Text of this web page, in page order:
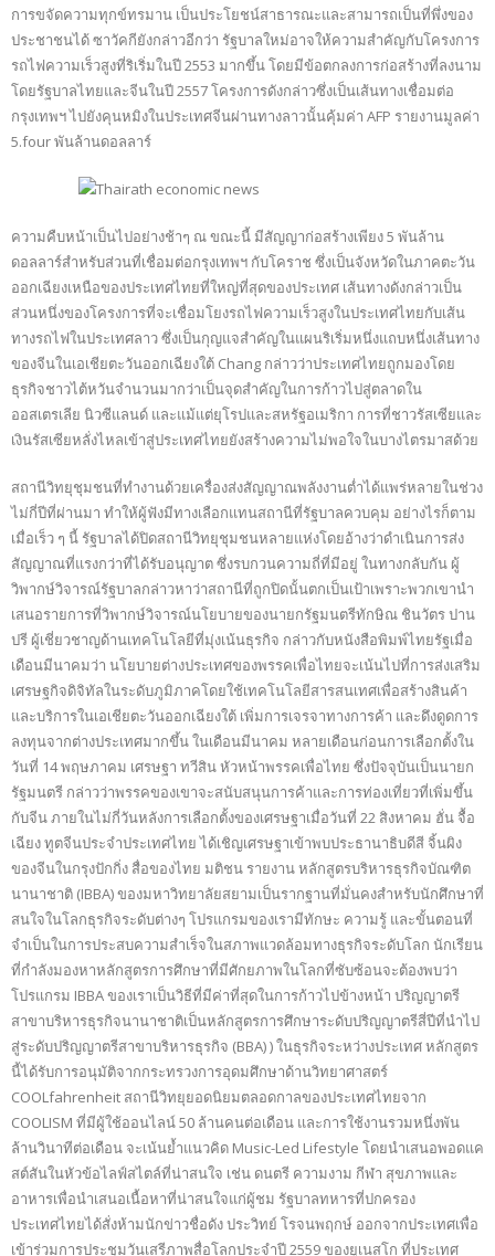
การขจัดความทุกข์ทรมาน เป็นประโยชน์สาธารณะและสามารถเป็นที่พึ่งของ
ประชาชนได้ ซาวัคกียังกล่าวอีกว่า รัฐบาลใหม่อาจให้ความสำคัญกับโครงการ
รถไฟความเร็วสูงที่ริเริ่มในปี 2553 มากขึ้น โดยมีข้อตกลงการก่อสร้างที่ลงนาม
โดยรัฐบาลไทยและจีนในปี 2557 โครงการดังกล่าวซึ่งเป็นเส้นทางเชื่อมต่อ
กรุงเทพฯ ไปยังคุนหมิงในประเทศจีนผ่านทางลาวนั้นคุ้มค่า AFP รายงานมูลค่า
5.four พันล้านดอลลาร์
ความคืบหน้าเป็นไปอย่างช้าๆ ณ ขณะนี้ มีสัญญาก่อสร้างเพียง 5 พันล้าน
ดอลลาร์สำหรับส่วนที่เชื่อมต่อกรุงเทพฯ กับโคราช ซึ่งเป็นจังหวัดในภาคตะวัน
ออกเฉียงเหนือของประเทศไทยที่ใหญ่ที่สุดของประเทศ เส้นทางดังกล่าวเป็น
ส่วนหนึ่งของโครงการที่จะเชื่อมโยงรถไฟความเร็วสูงในประเทศไทยกับเส้น
ทางรถไฟในประเทศลาว ซึ่งเป็นกุญแจสำคัญในแผนริเริ่มหนึ่งแถบหนึ่งเส้นทาง
ของจีนในเอเชียตะวันออกเฉียงใต้ Chang กล่าวว่าประเทศไทยถูกมองโดย
ธุรกิจชาวไต้หวันจำนวนมากว่าเป็นจุดสำคัญในการก้าวไปสู่ตลาดใน
ออสเตรเลีย นิวซีแลนด์ และแม้แต่ยุโรปและสหรัฐอเมริกา การที่ชาวรัสเซียและ
เงินรัสเซียหลั่งไหลเข้าสู่ประเทศไทยยังสร้างความไม่พอใจในบางไตรมาสด้วย
สถานีวิทยุชุมชนที่ทำงานด้วยเครื่องส่งสัญญาณพลังงานต่ำได้แพร่หลายในช่วง
ไม่กี่ปีที่ผ่านมา ทำให้ผู้ฟังมีทางเลือกแทนสถานีที่รัฐบาลควบคุม อย่างไรก็ตาม
เมื่อเร็ว ๆ นี้ รัฐบาลได้ปิดสถานีวิทยุชุมชนหลายแห่งโดยอ้างว่าดำเนินการส่ง
สัญญาณที่แรงกว่าที่ได้รับอนุญาต ซึ่งรบกวนความถี่ที่มีอยู่ ในทางกลับกัน ผู้
วิพากษ์วิจารณ์รัฐบาลกล่าวหาว่าสถานีที่ถูกปิดนั้นตกเป็นเป้าเพราะพวกเขานำ
เสนอรายการที่วิพากษ์วิจารณ์นโยบายของนายกรัฐมนตรีทักษิณ ชินวัตร ปาน
ปรี ผู้เชี่ยวชาญด้านเทคโนโลยีที่มุ่งเน้นธุรกิจ กล่าวกับหนังสือพิมพ์ไทยรัฐเมื่อ
เดือนมีนาคมว่า นโยบายต่างประเทศของพรรคเพื่อไทยจะเน้นไปที่การส่งเสริม
เศรษฐกิจดิจิทัลในระดับภูมิภาคโดยใช้เทคโนโลยีสารสนเทศเพื่อสร้างสินค้า
และบริการในเอเชียตะวันออกเฉียงใต้ เพิ่มการเจรจาทางการค้า และดึงดูดการ
ลงทุนจากต่างประเทศมากขึ้น ในเดือนมีนาคม หลายเดือนก่อนการเลือกตั้งใน
วันที่ 14 พฤษภาคม เศรษฐา ทวีสิน หัวหน้าพรรคเพื่อไทย ซึ่งปัจจุบันเป็นนายก
รัฐมนตรี กล่าวว่าพรรคของเขาจะสนับสนุนการค้าและการท่องเที่ยวที่เพิ่มขึ้น
กับจีน ภายในไม่กี่วันหลังการเลือกตั้งของเศรษฐาเมื่อวันที่ 22 สิงหาคม ฮั่น จื้อ
เฉียง ทูตจีนประจำประเทศไทย ได้เชิญเศรษฐาเข้าพบประธานาธิบดีสี จิ้นผิง
ของจีนในกรุงปักกิ่ง สื่อของไทย มติชน รายงาน หลักสูตรบริหารธุรกิจบัณฑิต
นานาชาติ (IBBA) ของมหาวิทยาลัยสยามเป็นรากฐานที่มั่นคงสำหรับนักศึกษาที่
สนใจในโลกธุรกิจระดับต่างๆ โปรแกรมของเรามีทักษะ ความรู้ และขั้นตอนที่
จำเป็นในการประสบความสำเร็จในสภาพแวดล้อมทางธุรกิจระดับโลก นักเรียน
ที่กำลังมองหาหลักสูตรการศึกษาที่มีศักยภาพในโลกที่ซับซ้อนจะต้องพบว่า
โปรแกรม IBBA ของเราเป็นวิธีที่มีค่าที่สุดในการก้าวไปข้างหน้า ปริญญาตรี
สาขาบริหารธุรกิจนานาชาติเป็นหลักสูตรการศึกษาระดับปริญญาตรีสี่ปีที่นำไป
สู่ระดับปริญญาตรีสาขาบริหารธุรกิจ (BBA) ) ในธุรกิจระหว่างประเทศ หลักสูตร
นี้ได้รับการอนุมัติจากกระทรวงการอุดมศึกษาด้านวิทยาศาสตร์
COOLfahrenheit สถานีวิทยุยอดนิยมตลอดกาลของประเทศไทยจาก
COOLISM ที่มีผู้ใช้ออนไลน์ 50 ล้านคนต่อเดือน และการใช้งานรวมหนึ่งพัน
ล้านวินาทีต่อเดือน จะเน้นย้ำแนวคิด Music-Led Lifestyle โดยนำเสนอพอดแค
สต์สันในหัวข้อไลฟ์สไตล์ที่น่าสนใจ เช่น ดนตรี ความงาม กีฬา สุขภาพและ
อาหารเพื่อนำเสนอเนื้อหาที่น่าสนใจแก่ผู้ชม รัฐบาลทหารที่ปกครอง
ประเทศไทยได้สั่งห้ามนักข่าวชื่อดัง ประวิทย์ โรจนพฤกษ์ ออกจากประเทศเพื่อ
เข้าร่วมการประชุมวันเสรีภาพสื่อโลกประจำปี 2559 ของยูเนสโก ที่ประเทศ